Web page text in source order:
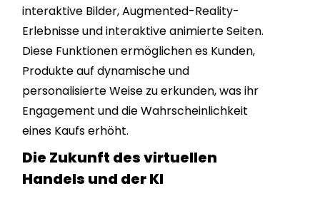
interaktive Bilder, Augmented-Reality-
Erlebnisse und interaktive animierte Seiten.
Diese Funktionen ermöglichen es Kunden,
Produkte auf dynamische und
personalisierte Weise zu erkunden, was ihr
Engagement und die Wahrscheinlichkeit
eines Kaufs erhöht.
Die Zukunft des virtuellen
Handels und der KI